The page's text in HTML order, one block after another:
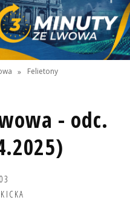
» Felietony
- odc.